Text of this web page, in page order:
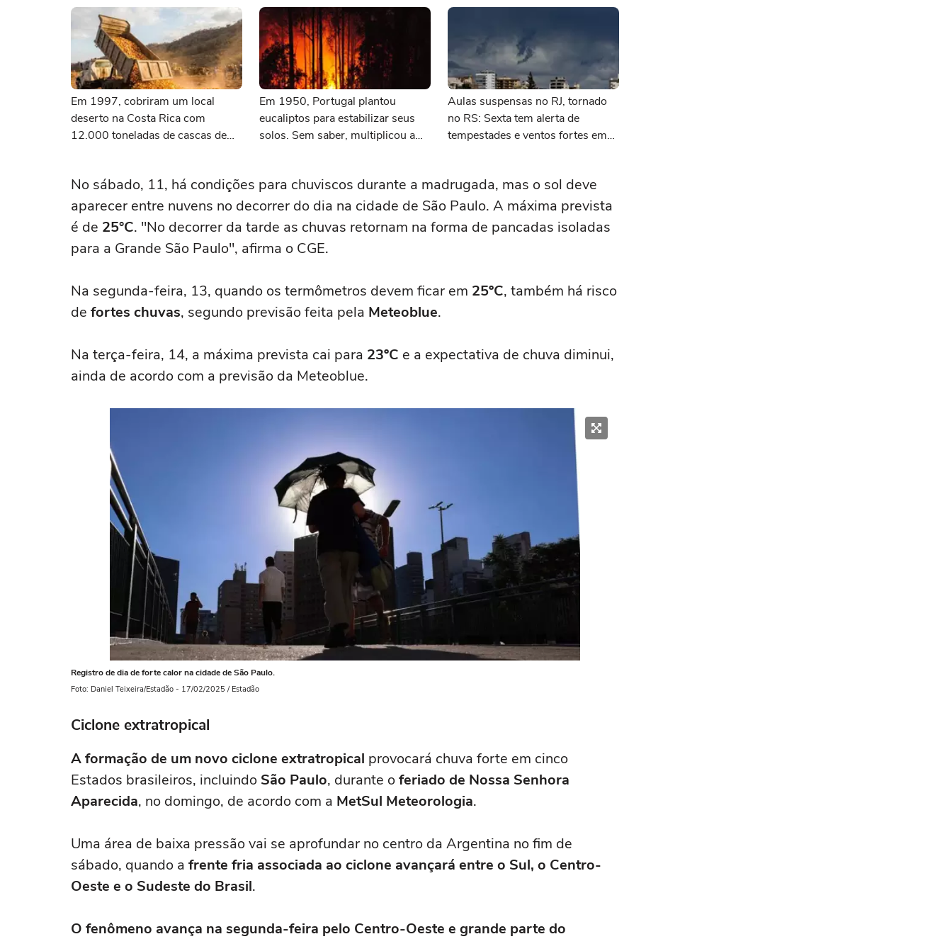
Em 1997, cobriram um local
deserto na Costa Rica com
12.000 toneladas de cascas de
Em 1950, Portugal plantou
eucaliptos para estabilizar seus
solos. Sem saber, multiplicou a
Aulas suspensas no RJ, tornado
no RS: Sexta tem alerta de
tempestades e ventos fortes em
No sábado, 11, há condições para chuviscos durante a madrugada, mas o sol deve
aparecer entre nuvens no decorrer do dia na cidade de São Paulo. A máxima prevista
é de 25°C. "No decorrer da tarde as chuvas retornam na forma de pancadas isoladas
para a Grande São Paulo", afirma o CGE.
Na segunda-feira, 13, quando os termômetros devem ficar em 25ºC, também há risco
de fortes chuvas, segundo previsão feita pela Meteoblue.
Na terça-feira, 14, a máxima prevista cai para 23ºC e a expectativa de chuva diminui,
ainda de acordo com a previsão da Meteoblue.
Registro de dia de forte calor na cidade de São Paulo.
Foto: Daniel Teixeira/Estadão - 17/02/2025 / Estadão
Ciclone extratropical
A formação de um novo ciclone extratropical provocará chuva forte em cinco
Estados brasileiros, incluindo São Paulo, durante oferiado de Nossa Senhora
Aparecida, no domingo, de acordo com a MetSul Meteorologia.
Uma área de baixa pressão vai se aprofundar no centro da Argentina no fim de
sábado, quando a frente fria associada ao ciclone avançará entre o Sul, o Centro-
Oeste e o Sudeste do Brasil.
O fenômeno avança na segunda-feira pelo Centro-Oeste e grande parte do